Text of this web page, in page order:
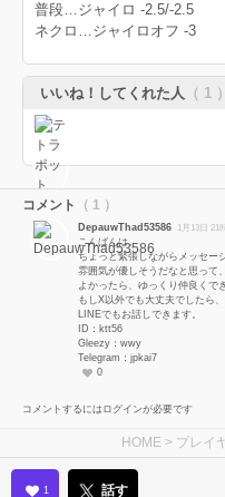
普段…ジャイロ -2.5/-2.5
ネクロ…ジャイロオフ -3
いいね！してくれた人 （ 1 ）
コメント （ 1 ）
DepauwThad53586 1月13日 21
こんばんは。
ちょっと緊張しながらメッセー
雰囲気が優しそうだなと思って
よかったら、ゆっくり仲良くで
もしX以外でも大丈夫でしたら、
LINEでもお話しできます。
ID：ktt56
Gleezy：wwy
Telegram：jpkai7
0
コメントするにはログインが必要です
HOME > プレイ
1 話す